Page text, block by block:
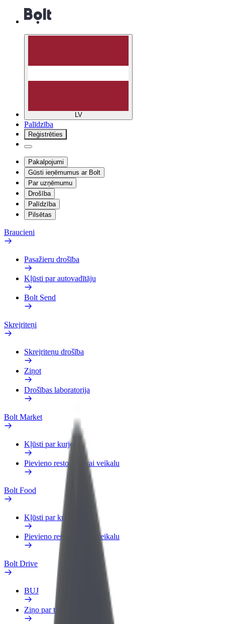
LV
Palīdzība
Reģistrēties
Pakalpojumi
Gūsti ieņēmumus ar Bolt
Par uzņēmumu
Drošība
Palīdzība
Pilsētas
Braucieni
Pasažieru drošība
Kļūsti par autovadītāju
Bolt Send
Skrejriteņi
Skrejriteņu drošība
Ziņot
Drošības laboratorija
Bolt Market
Kļūsti par kurjeru
Pievieno restorānu vai veikalu
Bolt Food
Kļūsti par kurjeru
Pievieno restorānu vai veikalu
Bolt Drive
BUJ
Ziņo par transportlīdzekli